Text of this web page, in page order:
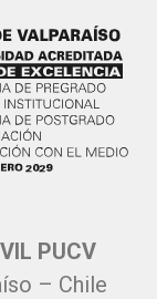
PUCV
– Chile